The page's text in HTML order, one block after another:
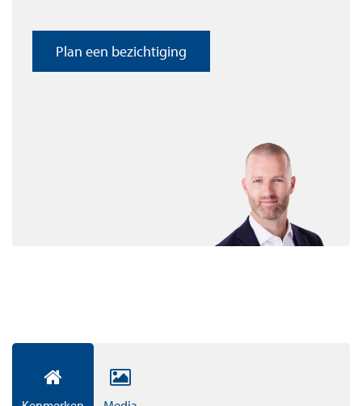
levensstijl koppelen aan een gezonde woonomgeving
met veel comfort, daglicht, groen én volop ruimte voor
sport en ontspanning.
In totaal zijn er 194 appartementen en penthouses op
eigen grond te koop. De appartementen beginnen bij
circa 55 m² woonplezier. De verkoopprijzen beginnen
vanaf circa € 325.000,- vrij op naam. Dit is inclusief een
vaste parkeerplaats in de garage. Alle appartementen
XL Apartments & Penthouses
De XL Apartements & Penthouse onderstrepen onze
ambities om uit te blinken in luxe. De riante living, de
Plan een bezichtiging